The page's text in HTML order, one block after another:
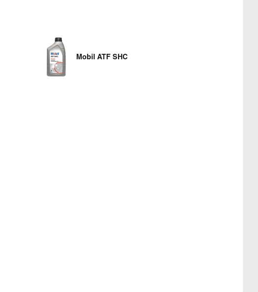
Mobil ATF SHC